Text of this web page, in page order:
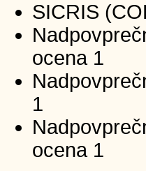
SICRIS
ocena 1
1
ocena 1